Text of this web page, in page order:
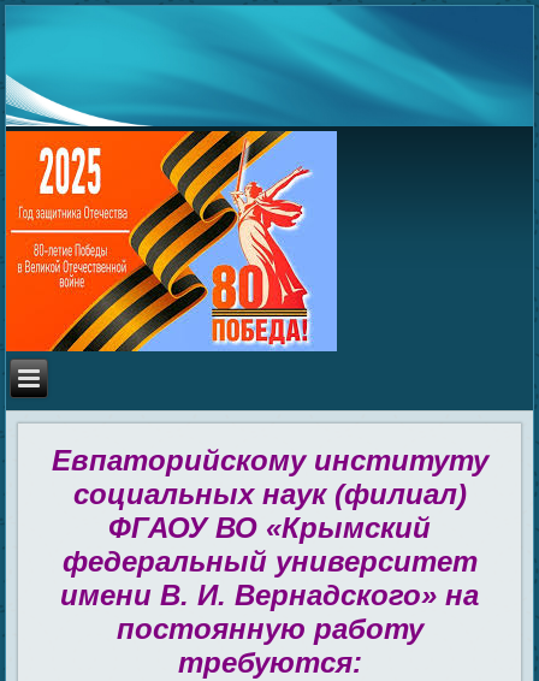
Евпаторийскому институту
социальных наук (филиал)
ФГАОУ ВО «Крымский
федеральный университет
имени В. И. Вернадского» на
постоянную работу
требуются: